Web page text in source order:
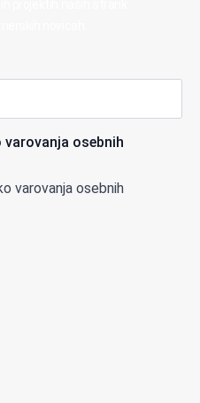
osebnih
varovanja osebnih